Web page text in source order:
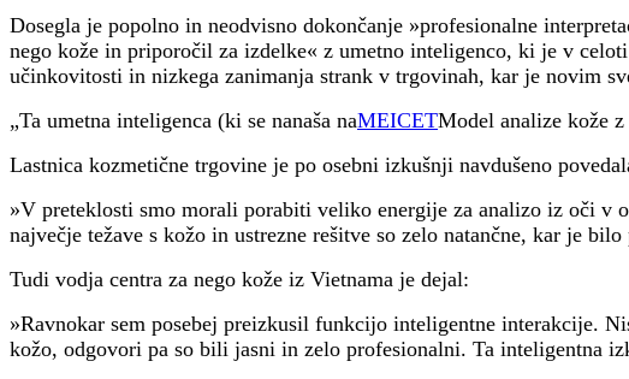
Dosegla je popolno in neodvisno dokončanje »profesionalne
nego kože in priporočil za izdelke« z umetno inteligenco, ki je v
učinkovitosti in nizkega zanimanja strank v trgovinah, kar je novim
„Ta umetna inteligenca (ki se nanaša naMEICETModel analize kože
Lastnica kozmetične trgovine je po osebni izkušnji navdušeno
»V preteklosti smo morali porabiti veliko energije za analizo iz oči v
največje težave s kožo in ustrezne rešitve so zelo natančne, kar je
Tudi vodja centra za nego kože iz Vietnama je dejal:
»Ravnokar sem posebej preizkusil funkcijo inteligentne interakcije.
kožo, odgovori pa so bili jasni in zelo profesionalni. Ta inteligentna